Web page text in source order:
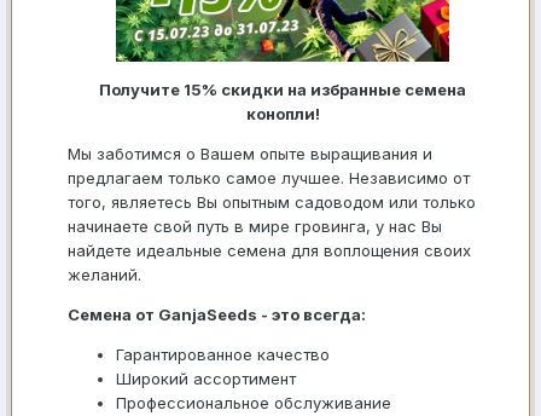
Получите 15% скидки на избранные семена
конопли!
Мы заботимся о Вашем опыте выращивания и
предлагаем только самое лучшее. Независимо от
того, являетесь Вы опытным садоводом или только
начинаете свой путь в мире гровинга, у нас Вы
найдете идеальные семена для воплощения своих
желаний.
Семена от GanjaSeeds - это всегда:
Гарантированное качество
Широкий ассортимент
Профессиональное обслуживание